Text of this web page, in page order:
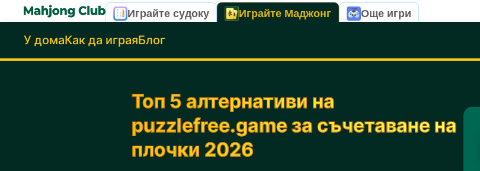
Играйте судоку Играйте Маджонг Още игри
У домаКак да играяБлог
Топ 5 алтернативи на
puzzlefree.game за съчетаване на
плочки 2026